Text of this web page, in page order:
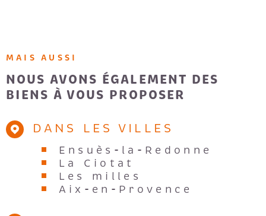
MAIS AUSSI
NOUS AVONS ÉGALEMENT DES
BIENS À VOUS PROPOSER
DANS LES VILLES
Ensuès-la-Redonne
La Ciotat
Les milles
Aix-en-Provence